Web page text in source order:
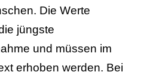
Die Werte
jüngste
und müssen im
erhoben werden. Bei